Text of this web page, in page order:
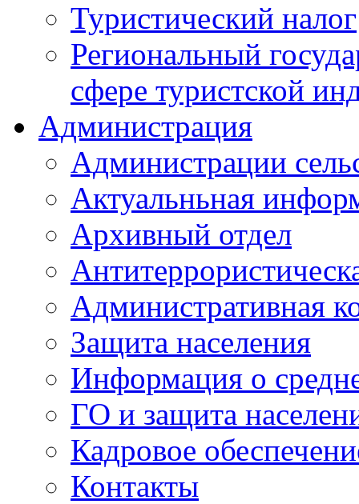
Туристический налог
Региональный
сфере туристской
Администрация
Администрации
Актуальньная
Архивный отдел
Административная
Защита населения
Информация о
ГО и защита
Кадровое
Контакты